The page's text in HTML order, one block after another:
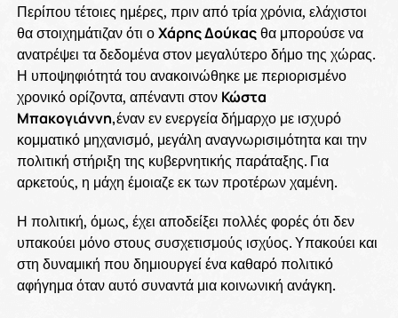
Περίπου τέτοιες ημέρες, πριν από τρία χρόνια, ελάχιστοι
θα στοιχημάτιζαν ότι οΧάρης Δούκαςθα μπορούσε να
ανατρέψει τα δεδομένα στον μεγαλύτερο δήμο της χώρας.
Η υποψηφιότητά του ανακοινώθηκε με περιορισμένο
χρονικό ορίζοντα, απέναντι στον Κώστα
Μπακογιάννη,έναν εν ενεργεία δήμαρχο με ισχυρό
κομματικό μηχανισμό, μεγάλη αναγνωρισιμότητα και την
πολιτική στήριξη της κυβερνητικής παράταξης. Για
αρκετούς, η μάχη έμοιαζε εκ των προτέρων χαμένη.
Η πολιτική, όμως, έχει αποδείξει πολλές φορές ότι δεν
υπακούει μόνο στους συσχετισμούς ισχύος. Υπακούει και
στη δυναμική που δημιουργεί ένα καθαρό πολιτικό
αφήγημα όταν αυτό συναντά μια κοινωνική ανάγκη.